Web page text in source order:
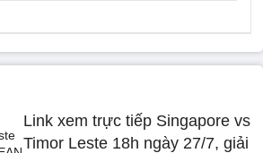
Link xem trực tiếp Singapore vs
Timor Leste 18h ngày 27/7, giải